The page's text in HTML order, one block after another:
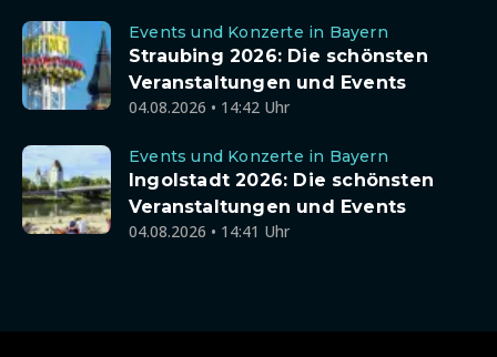
Events und Konzerte in Bayern
Straubing 2026: Die schönsten
Veranstaltungen und Events
04.08.2026 • 14:42 Uhr
Events und Konzerte in Bayern
Ingolstadt 2026: Die schönsten
Veranstaltungen und Events
04.08.2026 • 14:41 Uhr